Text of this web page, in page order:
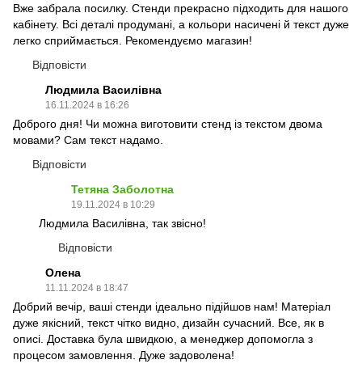
Вже забрала посилку. Стенди прекрасно підходить для нашого
кабінету. Всі деталі продумані, а кольори насичені й текст дуже
легко сприймається. Рекомендуємо магазин!
Відповісти
Людмила Василівна
16.11.2024 в 16:26
Доброго дня! Чи можна виготовити стенд із текстом двома
мовами? Сам текст надамо.
Відповісти
Тетяна Заболотна
19.11.2024 в 10:29
Людмила Василівна, так звісно!
Відповісти
Олена
11.11.2024 в 18:47
Добрий вечір, ваші стенди ідеально підійшов нам! Матеріал
дуже якісний, текст чітко видно, дизайн сучасний. Все, як в
описі. Доставка була швидкою, а менеджер допомогла з
процесом замовлення. Дуже задоволена!